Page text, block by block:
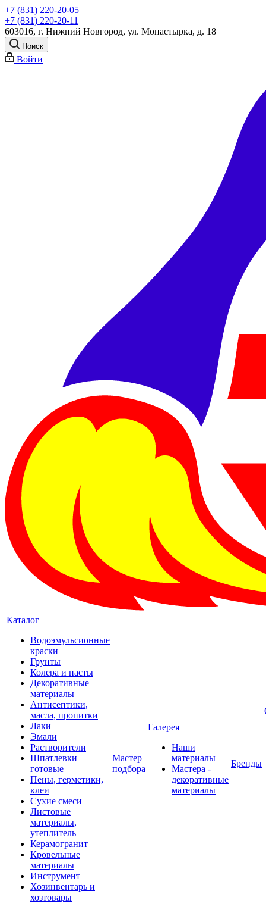
+7 (831) 220-20-05
+7 (831) 220-20-11
603016, г. Нижний Новгород, ул. Монастырка, д. 18
Поиск
Войти
Каталог
Водоэмульсионные
краски
Грунты
Колера и пасты
Декоративные
материалы
Антисептики,
масла, пропитки
Лаки
Эмали
Растворители
Шпатлевки
готовые
Пены, герметики,
клеи
Сухие смеси
Листовые
материалы,
утеплитель
Керамогранит
Кровельные
материалы
Инструмент
Хозинвентарь и
хозтовары
Мастер
подбора
Галерея
Наши
материалы
Мастера -
декоративные
материалы
Бренды